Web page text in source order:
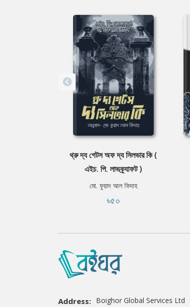
থ্রু দ্য গেটস অফ দ্য সিলভার কি (
এইচ. পি. লাভক্র্যাফট )
মো. ফুয়াদ আল ফিদাহ
৳৫০
Address: Boighor Global Services Ltd